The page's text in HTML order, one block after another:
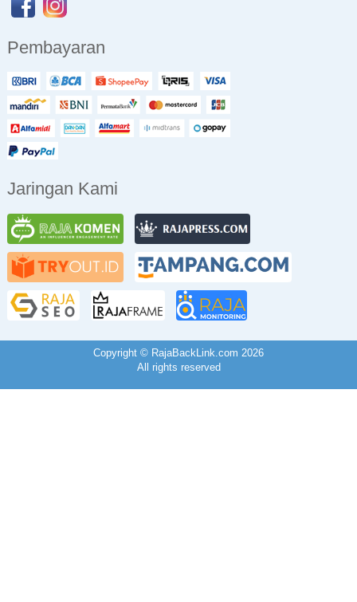
Pembayaran
Jaringan Kami
Copyright © RajaBackLink.com 2026
All rights reserved